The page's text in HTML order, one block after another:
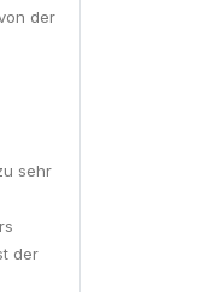
der
sehr
der